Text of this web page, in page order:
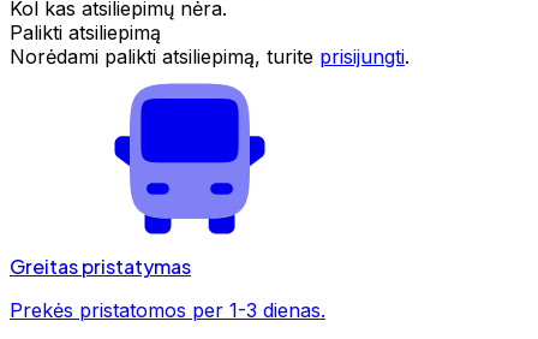
Kol kas atsiliepimų nėra.
Palikti atsiliepimą
Norėdami palikti atsiliepimą, turite prisijungti.
Greitas pristatymas
Prekės pristatomos per 1-3 dienas.